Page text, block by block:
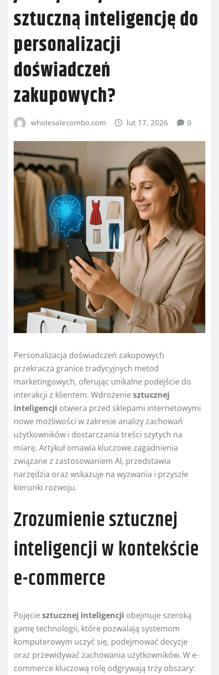
sztuczną inteligencję do
personalizacji
doświadczeń
zakupowych?
wholesalecombo.com lut 17, 2026 0
Personalizacja doświadczeń zakupowych
przekracza granice tradycyjnych metod
marketingowych, oferując unikalne podejście do
interakcji z klientem. Wdrożenie sztucznej
inteligencji otwiera przed sklepami internetowymi
nowe możliwości w zakresie analizy zachowań
użytkowników i dostarczania treści szytych na
miarę. Artykuł omawia kluczowe zagadnienia
związane z zastosowaniem AI, przedstawia
narzędzia oraz wskazuje na wyzwania i przyszłe
kierunki rozwoju.
Zrozumienie sztucznej
inteligencji w kontekście
e-commerce
Pojęcie sztucznej inteligencji obejmuje szeroką
gamę technologii, które pozwalają systemom
komputerowym uczyć się, podejmować decyzje
oraz przewidywać zachowania użytkowników. W e-
commerce kluczową rolę odgrywają trzy obszary: